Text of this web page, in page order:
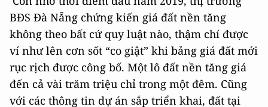
BĐS Đà Nẵng chứng kiến giá đất nền tăng
không theo bất cứ quy luật nào, thậm chí được
ví như lên cơn sốt “co giật” khi bảng giá đất mới
rục rịch được công bố. Một lô đất nền tăng giá
đến cả vài trăm triệu chỉ trong một đêm. Cũng
với các thông tin dự án sắp triển khai, đất tại